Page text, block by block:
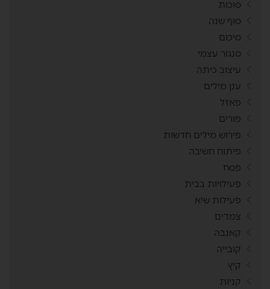
סוכות
סוף שנה
סיכום
סנגור עצמי
עיצוב כיתה
ענן מילים
פאזל
פורים
פירוש מילים חדשות
פיתוח חשיבה
פסח
פעילויות בבית
פעילות שיא
צמדים
קאנבה
קובייה
קיץ
קניות